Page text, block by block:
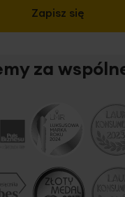
Zapisz się
za